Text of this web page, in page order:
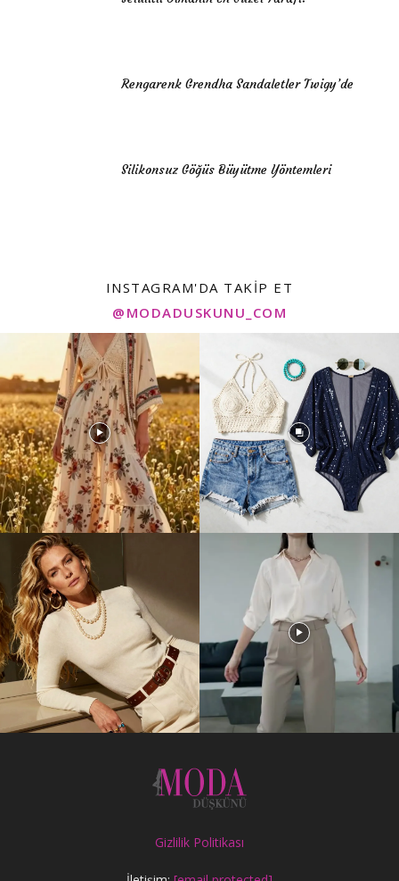
Rengarenk Grendha Sandaletler Twigy’de
Silikonsuz Göğüs Büyütme Yöntemleri
INSTAGRAM'DA TAKIP ET
@MODADUSKUNU_COM
Gizlilik Politikası